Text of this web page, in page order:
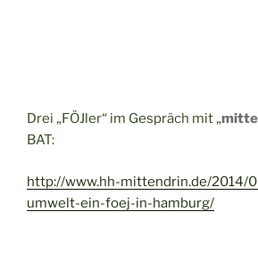
Drei „FÖJler“ im Gespräch mit „
BAT:
http://www.hh-mittendrin.de/2014/
umwelt-ein-foej-in-hamburg/